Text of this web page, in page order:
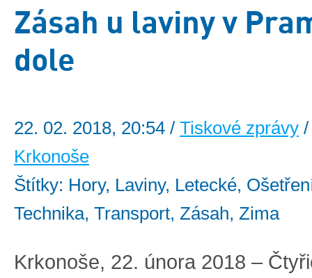
Zásah u laviny v
dole
22. 02. 2018, 20:54 / Tiskové zprávy
Krkonoše
Štítky: Hory, Laviny, Letecké,
Technika, Transport, Zásah, Zima
Krkonoše, 22. února 2018 –